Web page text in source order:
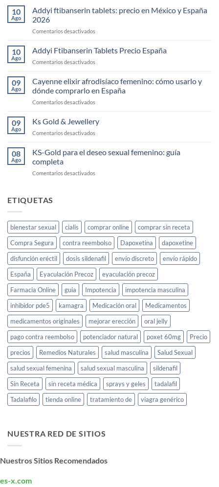
10
Ago
Addyi ftibanserin tablets: precio en México y España
2026
Comentarios desactivados
ftibanserin
tablets:
precio
México
y
España
2026
10
Ago
Addyi Ftibanserin Tablets Precio España
Comentarios desactivados
Ftibanserin
Tablets
Precio
España
09
Ago
Cayenne elixir afrodisíaco femenino: cómo usarlo y
dónde comprarlo en España
Comentarios desactivados
afrodisíaco
femenino:
usarlo
comprarlo
09
Ago
Ks Gold & Jewellery
Comentarios desactivados
&
08
Ago
KS-Gold para el deseo sexual femenino: guía
completa
Comentarios desactivados
sexual
femenino:
guía
completa
ETIQUETAS
bienestar sexual cialis comprar online
comprar sin receta
Compra Segura
contra reembolso Dapoxetina
dapoxetine
disfunción eréctil
dosis sildenafil envío discreto
envío rápido
España
Eyaculación Precoz
eyaculación precoz
Farmacia Online
guia Impotencia
impotencia masculina
inhibidor pde5
kamagra Medicación oral
Medicamentos
medicamentos originales
mejorar erección
oral jelly
pago contra reembolso
potenciador natural poxet 60mg
Precio
precios
Remedios Naturales salud masculina
Salud Sexual
salud sexual femenina
salud sexual masculina
sildenafil
Sin Receta
sin receta médica sprays y geles
tadalafil
Tadalafilo
tienda online tratamiento de viagra genérico
NUESTRA RED DE SITIOS
Nuestros Sitios Recomendados
es-x.com